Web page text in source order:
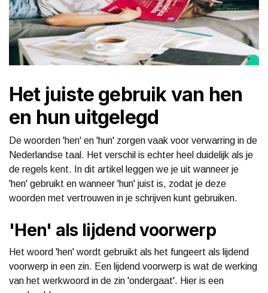
Het juiste gebruik van hen
en hun uitgelegd
De woorden 'hen' en 'hun' zorgen vaak voor verwarring in de
Nederlandse taal. Het verschil is echter heel duidelijk als je
de regels kent. In dit artikel leggen we je uit wanneer je
'hen' gebruikt en wanneer 'hun' juist is, zodat je deze
woorden met vertrouwen in je schrijven kunt gebruiken.
'Hen' als lijdend voorwerp
Het woord 'hen' wordt gebruikt als het fungeert als lijdend
voorwerp in een zin. Een lijdend voorwerp is wat de werking
van het werkwoord in de zin 'ondergaat'. Hier is een